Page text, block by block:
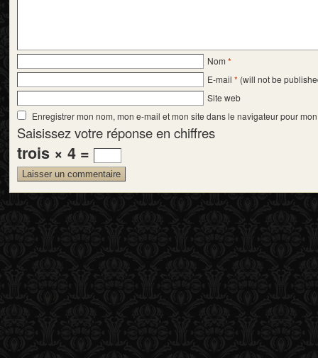
Nom *
E-mail * (will not be
Site web
Enregistrer mon nom, mon e-mail et mon site dans le navigateur pour
Saisissez votre réponse en chiffres
trois × 4 =